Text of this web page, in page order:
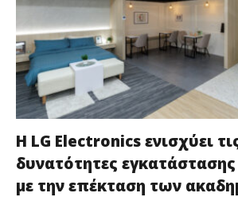
Η LG Electronics ενισχύει
δυνατότητες εγκατάστασης
με την επέκταση των